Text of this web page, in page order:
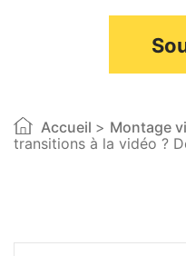
Accueil > Montage
transitions à la vidéo ?